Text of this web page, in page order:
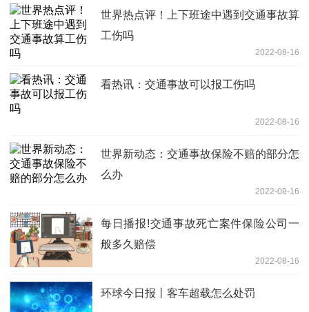
世界热点评！上下班途中遇到交通事故算
工伤吗
2022-08-16
看热讯：交通事故可以报工伤吗
2022-08-16
世界新动态：交通事故保险不赔的部分怎
么办
2022-08-16
每日播报!交通事故死亡案件保险公司一
般多久赔偿
2022-08-16
环球今日报丨客车超载怎么处罚